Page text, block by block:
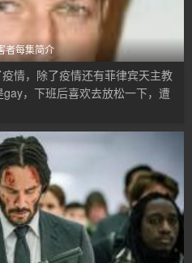
者每集简介
情，除了疫情还有菲律宾天主教
，下班后喜欢去放松一下，遭